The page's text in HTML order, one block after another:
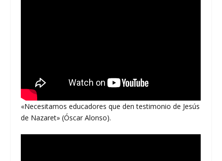
«Necesitamos educadores que den testimonio de Jesús
de Nazaret» (Óscar Alonso).